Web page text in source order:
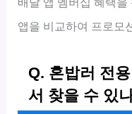
앱을 비교하여 프로모
Q. 혼밥러 전
서 찾을 수 있